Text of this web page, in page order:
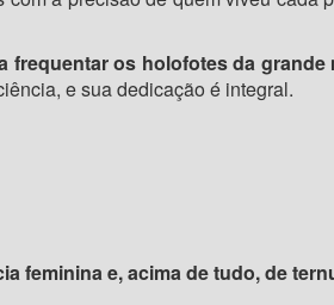
frequentar os holofotes da
e sua dedicação é integral.
feminina e, acima de tudo, de